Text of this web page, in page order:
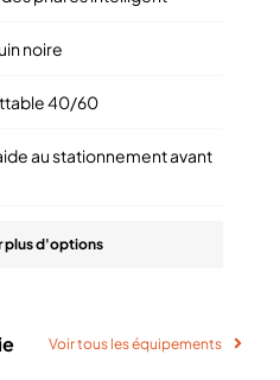
noire
40/60
au stationnement avant
plusd'options
Voir tous les équipements